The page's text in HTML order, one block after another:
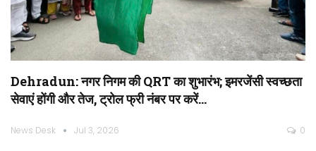
Dehradun: नगर निगम की QRT का शुभारंभ; इमरजेंसी स्वच्छता
सेवाएं होंगी और तेज, ट्रोल फ्री नंबर पर करें…
News Desk Jul 3, 2026 0